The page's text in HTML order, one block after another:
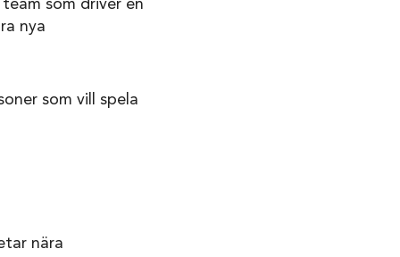
som driver en
nya
som vill spela
nära